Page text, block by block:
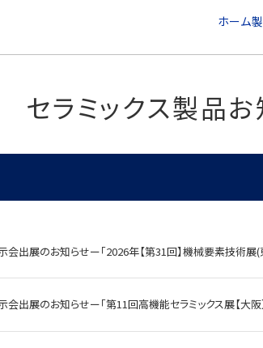
ホーム
セラミックス製品
会出展のお知らせー「2026年【第31回】機械要素技術展(
会出展のお知らせー「第11回高機能セラミックス展【大阪】